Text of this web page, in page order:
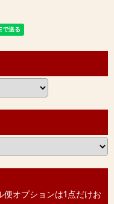
オプションは1点だけお